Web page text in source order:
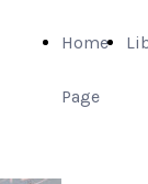
Home
Page